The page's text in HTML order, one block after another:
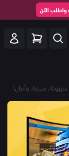
واطلب الآن
سرعة، وأمان!